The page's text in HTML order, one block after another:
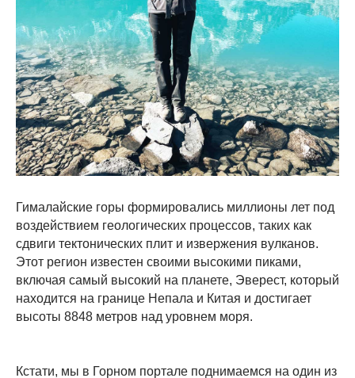
Гималайские горы формировались миллионы лет под
воздействием геологических процессов, таких как
сдвиги тектонических плит и извержения вулканов.
Этот регион известен своими высокими пиками,
включая самый высокий на планете, Эверест, который
находится на границе Непала и Китая и достигает
высоты 8848 метров над уровнем моря.
Кстати, мы в Горном портале поднимаемся на один из